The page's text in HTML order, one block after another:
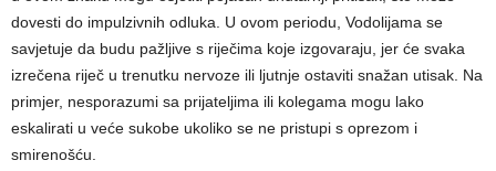
dovesti do impulzivnih odluka. U ovom periodu, Vodolijama se
savjetuje da budu pažljive s riječima koje izgovaraju, jer će svaka
izrečena riječ u trenutku nervoze ili ljutnje ostaviti snažan utisak. Na
primjer, nesporazumi sa prijateljima ili kolegama mogu lako
eskalirati u veće sukobe ukoliko se ne pristupi s oprezom i
smirenošću.